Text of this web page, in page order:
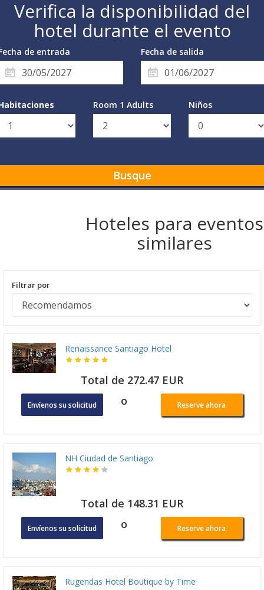
Verifica la disponibilidad del
hotel durante el evento
de entrada Fecha de salida
Room 1 Adults Niños
Busque
Hoteles para eventos
similares
Filtrar por
Renaissance Santiago Hotel
Total de 272.47 EUR
Envíenos su solicitud o Reserve ahora
NH Ciudad de Santiago
Total de 148.31 EUR
Envíenos su solicitud o Reserve ahora
Rugendas Hotel Boutique by Time